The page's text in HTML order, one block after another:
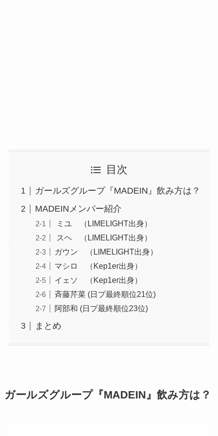
目次
ガールズグループ『MADEIN』飲み方は？
MADEINメンバー紹介
ミユ （LIMELIGHT出身）
スヘ （LIMELIGHT出身）
ガウン （LIMELIGHT出身）
マシロ （Kep1er出身）
イェソ （Kep1er出身）
斉藤芹菜 (日プ最終順位21位)
阿部和 (日プ最終順位23位)
まとめ
ガールズグループ『MADEIN』 飲み方は？